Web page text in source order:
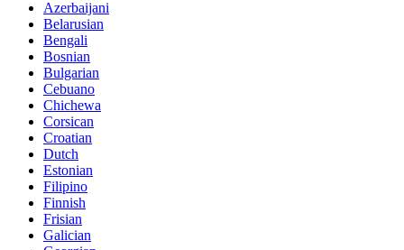
Azerbaijani
Belarusian
Bengali
Bosnian
Bulgarian
Cebuano
Chichewa
Corsican
Croatian
Dutch
Estonian
Filipino
Finnish
Frisian
Galician